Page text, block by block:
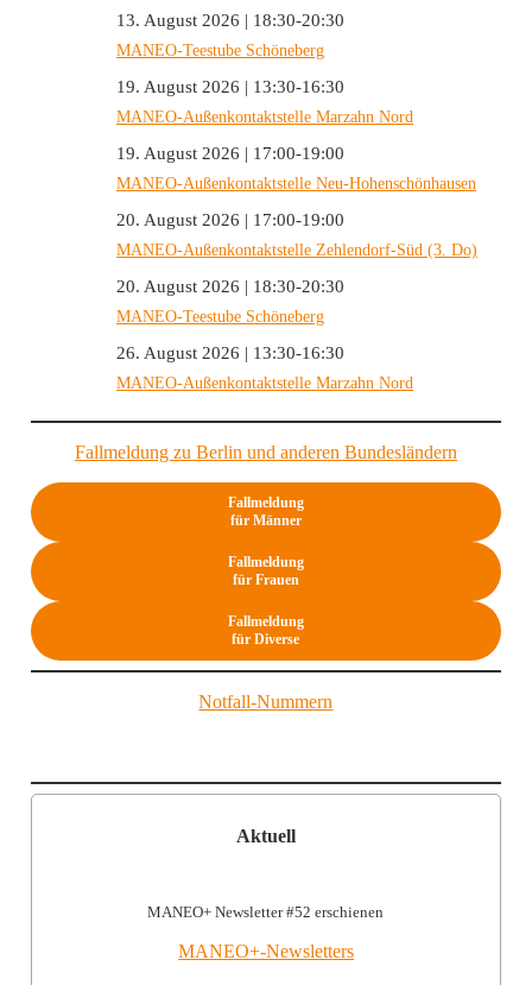
13. August 2026 | 18:30-20:30
MANEO-Teestube Schöneberg
19. August 2026 | 13:30-16:30
MANEO-Außenkontaktstelle Marzahn Nord
19. August 2026 | 17:00-19:00
MANEO-Außenkontaktstelle Neu-Hohenschönhausen
20. August 2026 | 17:00-19:00
MANEO-Außenkontaktstelle Zehlendorf-Süd (3. Do)
20. August 2026 | 18:30-20:30
MANEO-Teestube Schöneberg
26. August 2026 | 13:30-16:30
MANEO-Außenkontaktstelle Marzahn Nord
Fallmeldung zu Berlin und anderen Bundesländern
Fallmeldung
für Männer
Fallmeldung
für Frauen
Fallmeldung
für Diverse
Notfall-Nummern
Aktuell
MANEO+ Newsletter #52 erschienen
MANEO+-Newsletters